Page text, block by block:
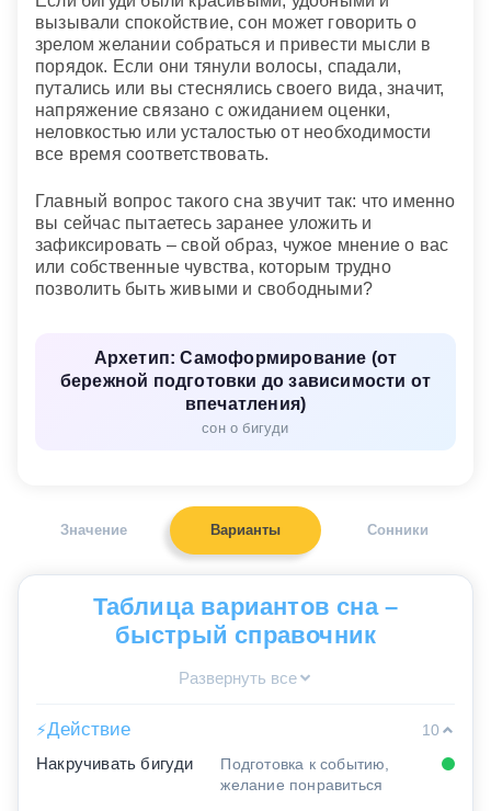
вызывали спокойствие, сон может говорить о
зрелом желании собраться и привести мысли в
порядок. Если они тянули волосы, спадали,
путались или вы стеснялись своего вида, значит,
напряжение связано с ожиданием оценки,
неловкостью или усталостью от необходимости
все время соответствовать.
Главный вопрос такого сна звучит так: что именно
вы сейчас пытаетесь заранее уложить и
зафиксировать – свой образ, чужое мнение о вас
или собственные чувства, которым трудно
позволить быть живыми и свободными?
Архетип: Самоформирование (от
бережной подготовки до зависимости от
впечатления)
сон о бигуди
Значение Варианты Сонники
Таблица вариантов сна –
быстрый справочник
Развернуть все
⚡Действие
10
Накручивать бигуди
Подготовка к событию,
желание понравиться